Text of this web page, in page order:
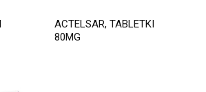
ACTELSAR, TABLETKI
80MG